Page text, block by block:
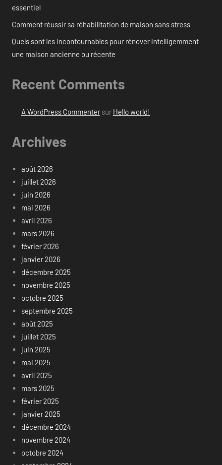
essentiel
Comment réussir sa réhabilitation de maison sans stress
Quels sont les incontournables pour rénover intelligemment
une maison ancienne ou récente
Recent Comments
A WordPress Commentersur Hello world!
Archives
août 2026
juillet 2026
juin 2026
mai 2026
avril 2026
mars 2026
février 2026
janvier 2026
décembre 2025
novembre 2025
octobre 2025
septembre 2025
août 2025
juillet 2025
juin 2025
mai 2025
avril 2025
mars 2025
février 2025
janvier 2025
décembre 2024
novembre 2024
octobre 2024